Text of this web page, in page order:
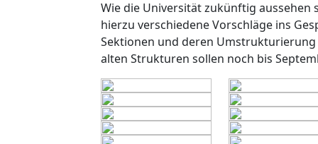
Wie die Universität zukünftig
hierzu verschiedene Vorschläge ins
Sektionen und deren
alten Strukturen sollen noch bis